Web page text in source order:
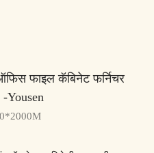
फाइल कॅबिनेट फर्निचर
Yousen